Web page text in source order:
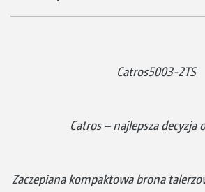
Catros5003-2TS
Catros – najlepsza decyzja
Zaczepiana kompaktowa brona